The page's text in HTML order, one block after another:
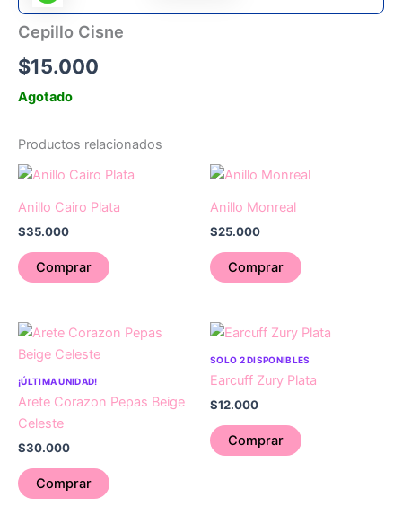
Cepillo Cisne
$15.000
Agotado
Productos relacionados
Anillo Cairo Plata
$35.000
Comprar
Anillo Monreal
$25.000
Comprar
¡ÚLTIMA UNIDAD!
Arete Corazon Pepas Beige
Celeste
$30.000
Comprar
SOLO 2 DISPONIBLES
Earcuff Zury Plata
$12.000
Comprar